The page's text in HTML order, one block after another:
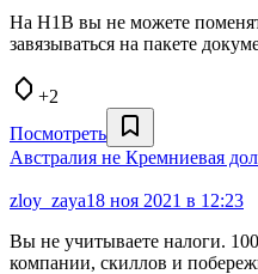
На H1B вы не можете
завязываться на пакете
+2
Посмотреть
Австралия не Кремниевая
zloy_zaya18 ноя 2021 в 12:23
Вы не учитываете налоги.
компании, скиллов и